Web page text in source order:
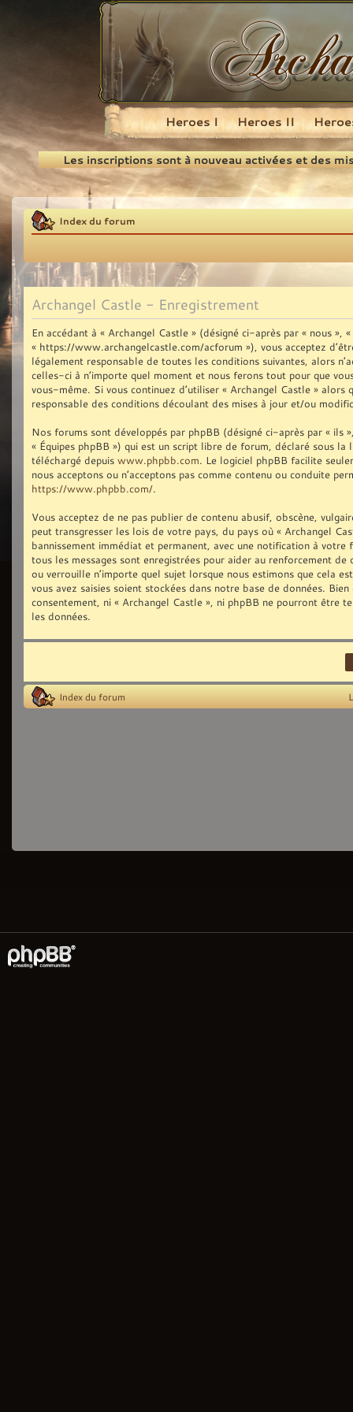
Recherche
Heroes I Heroes II
Les inscriptions sont à nouveau activées et des
Index du forum
Archangel Castle - Enregistrement
En accédant à « Archangel Castle » (désigné ci-après par « nous »,
« https://www.archangelcastle.com/acforum »), vous acceptez
légalement responsable de toutes les conditions suivantes, alors
celles-ci à n’importe quel moment et nous ferons tout pour que
vous-même. Si vous continuez d’utiliser « Archangel Castle »
responsable des conditions découlant des mises à jour et/ou
Nos forums sont développés par phpBB (désigné ci-après par « ils
« Équipes phpBB ») qui est un script libre de forum, déclaré sous la
téléchargé depuis www.phpbb.com. Le logiciel phpBB facilite
nous acceptons ou n’acceptons pas comme contenu ou conduite
https://www.phpbb.com/.
Vous acceptez de ne pas publier de contenu abusif, obscène,
peut transgresser les lois de votre pays, du pays où « Archangel
bannissement immédiat et permanent, avec une notification à votre
tous les messages sont enregistrées pour aider au renforcement
ou verrouille n’importe quel sujet lorsque nous estimons que cela
vous avez saisies soient stockées dans notre base de données.
consentement, ni « Archangel Castle », ni phpBB ne pourront être
les données.
Index du forum